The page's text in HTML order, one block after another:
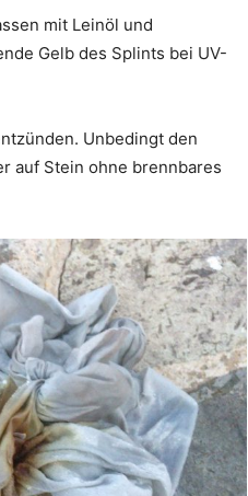
mit Leinöl und
Gelb des Splints bei UV-
Unbedingt den
auf Stein ohne brennbares